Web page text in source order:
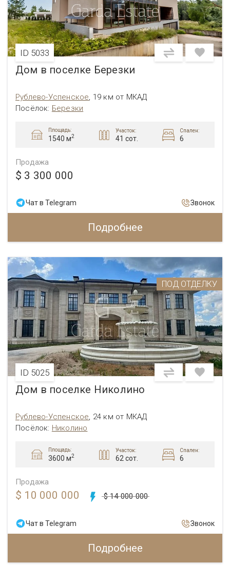
ID 5033
Дом в поселке Березки
Рублево-Успенское, 19 км от МКАД
Посёлок: Березки
Площадь:
1540 м2
Участок:
41 сот.
Спален:
6
Продажа
$ 3 300 000
Чат в Telegram Звонок
Подробнее
ПОД ОТДЕЛКУ
ID 5025
Дом в поселке Николино
Рублево-Успенское, 24 км от МКАД
Посёлок: Николино
Площадь:
3600 м2
Участок:
62 сот.
Спален:
6
Продажа
$ 10 000 000 $ 14 000 000
Чат в Telegram Звонок
Подробнее